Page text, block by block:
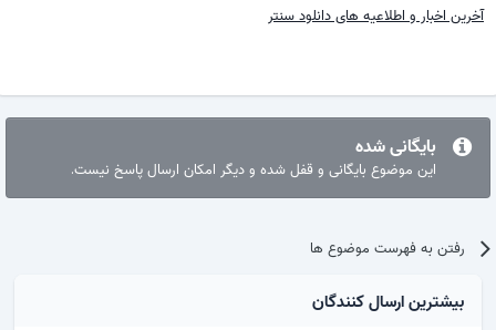
آخرین اخبار و اطلاعیه های دانلود سنتر
بایگانی شده
این موضوع بایگانی و قفل شده و دیگر امکان ارسال پاسخ نیست.
رفتن به فهرست موضوع ها
بیشترین ارسال کنندگان